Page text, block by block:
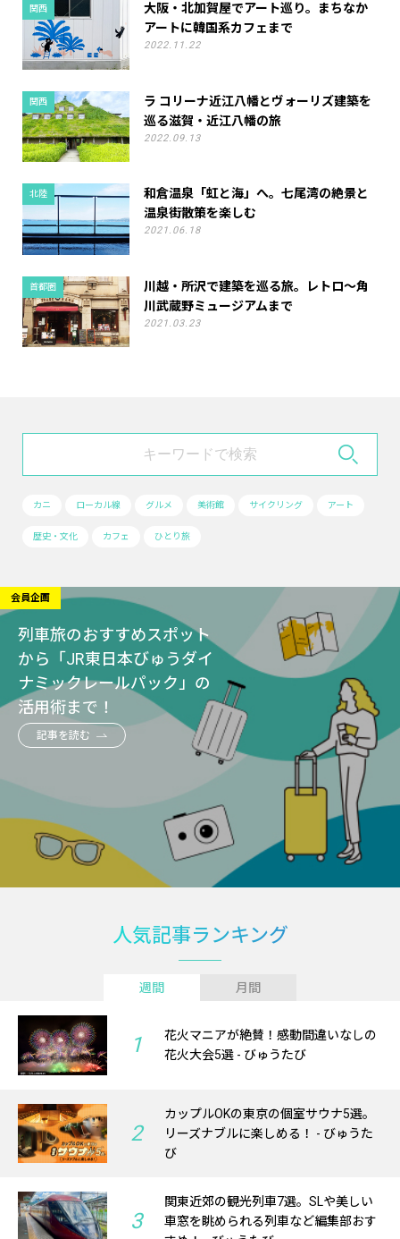
関西
大阪・北加賀屋でアート巡り。まちなか
アートに韓国系カフェまで
2022.11.22
関西
ラ コリーナ近江八幡とヴォーリズ建築を
巡る滋賀・近江八幡の旅
2022.09.13
北陸
和倉温泉「虹と海」へ。七尾湾の絶景と
温泉街散策を楽しむ
2021.06.18
首都圏
川越・所沢で建築を巡る旅。レトロ～角
川武蔵野ミュージアムまで
2021.03.23
カニ ローカル線 グルメ 美術館 サイクリング アート
歴史・文化 カフェ ひとり旅
会員企画
列車旅のおすすめスポット
から「JR東日本びゅうダイ
ナミックレールパック」の
活用術まで！
記事を読む
人気記事ランキング
週間 月間
1
花火マニアが絶賛！感動間違いなしの
花火大会5選 - びゅうたび
2
カップルOKの東京の個室サウナ5選。
リーズナブルに楽しめる！ - びゅうた
び
3
関東近郊の観光列車7選。SLや美しい
車窓を眺められる列車など編集部おす